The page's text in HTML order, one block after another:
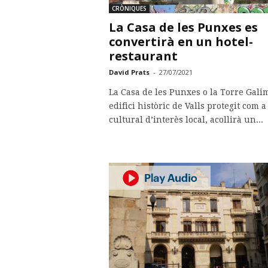
CRÒNIQUES
La Casa de les Punxes es
convertirà en un hotel-
restaurant
David Prats - 27/07/2021
La Casa de les Punxes o la Torre
edifici històric de Valls protegit com a
cultural d’interès local, acollirà un...